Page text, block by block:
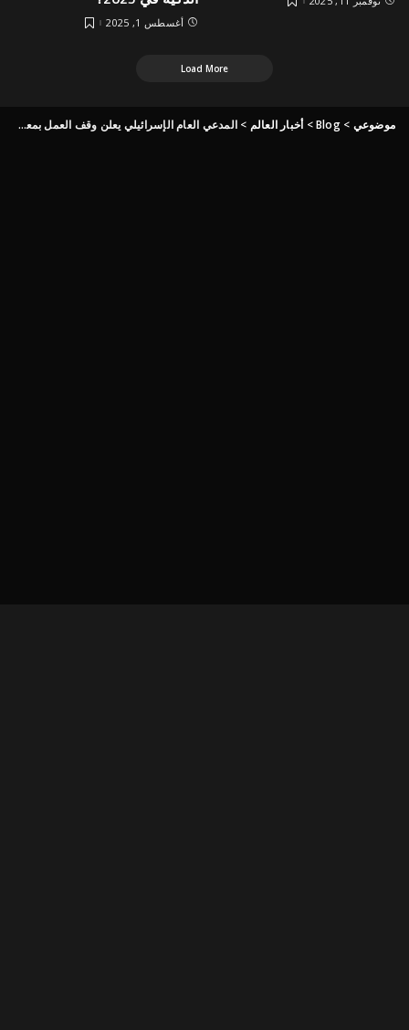
أغسطس 1, 2025
Load More
موضوعي >
Blog
>أخبار العالم >المدعي العام الإسرائيلي يعلن وقف العمل بمعسكر الاعتقال “سدي تيمان” بصورة تدريجية